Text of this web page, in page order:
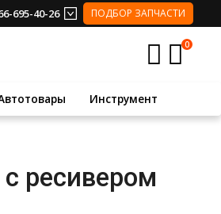
695-40-26 ПОДБОР ЗАПЧАСТИ
0
Инструмент
ресивером